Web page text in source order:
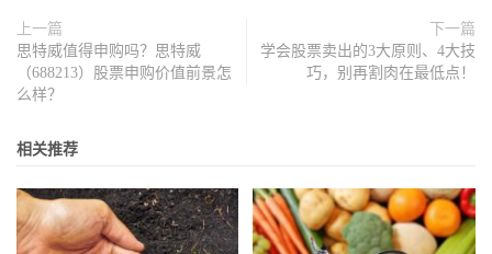
上一篇
思特威值得申购吗？思特威
（688213）股票申购价值前景怎
么样？
下一篇
学会股票卖出的3大原则、4大技
巧，别再割肉在最低点！
相关推荐